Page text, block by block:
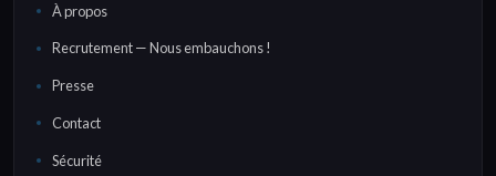
À propos
Recrutement — Nous embauchons !
Presse
Contact
Sécurité